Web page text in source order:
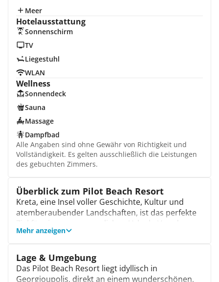
Meer
Hotelausstattung
Sonnenschirm
TV
Liegestuhl
WLAN
Wellness
Sonnendeck
Sauna
Massage
Dampfbad
Alle Angaben sind ohne Gewähr von Richtigkeit und
Vollständigkeit. Es gelten ausschließlich die Leistungen
des gebuchten Zimmers.
Überblick zum Pilot Beach Resort
Kreta, eine Insel voller Geschichte, Kultur und
atemberaubender Landschaften, ist das perfekte
Ziel für einen unvergesslichen Urlaub. Von den
sonnenverwöhnten Küsten bis zu den
Eiland eine Vielfalt, die jeden Reisenden begeistert.
Hier findest du eine einzigartige Mischung aus
Entspannung, Abenteuer und herzlicher
Mehr anzeigen
Lage & Umgebung
Das Pilot Beach Resort liegt idyllisch in
Georgioupolis, direkt an einem wunderschönen,